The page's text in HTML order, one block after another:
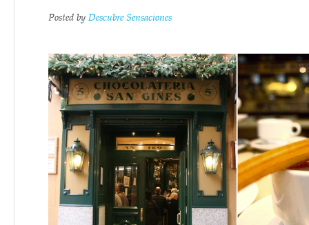
Posted by Descubre Sensaciones